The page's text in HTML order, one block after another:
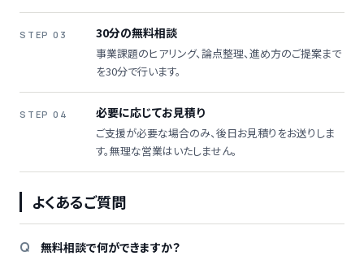
STEP 03 30分の無料相談
事業課題のヒアリング、論点整理、進め方のご提案まで
を30分で行います。
STEP 04 必要に応じてお見積り
ご支援が必要な場合のみ、後日お見積りをお送りしま
す。無理な営業はいたしません。
よくあるご質問
無料相談で何ができますか？